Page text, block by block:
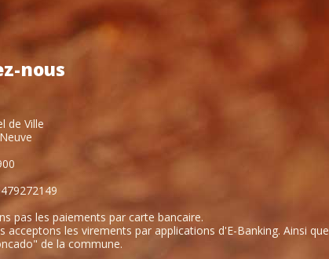
nous
de Ville
pas les paiements par carte bancaire.
acceptons les virements par applications d'E-Banking. Ainsi que
de la commune.